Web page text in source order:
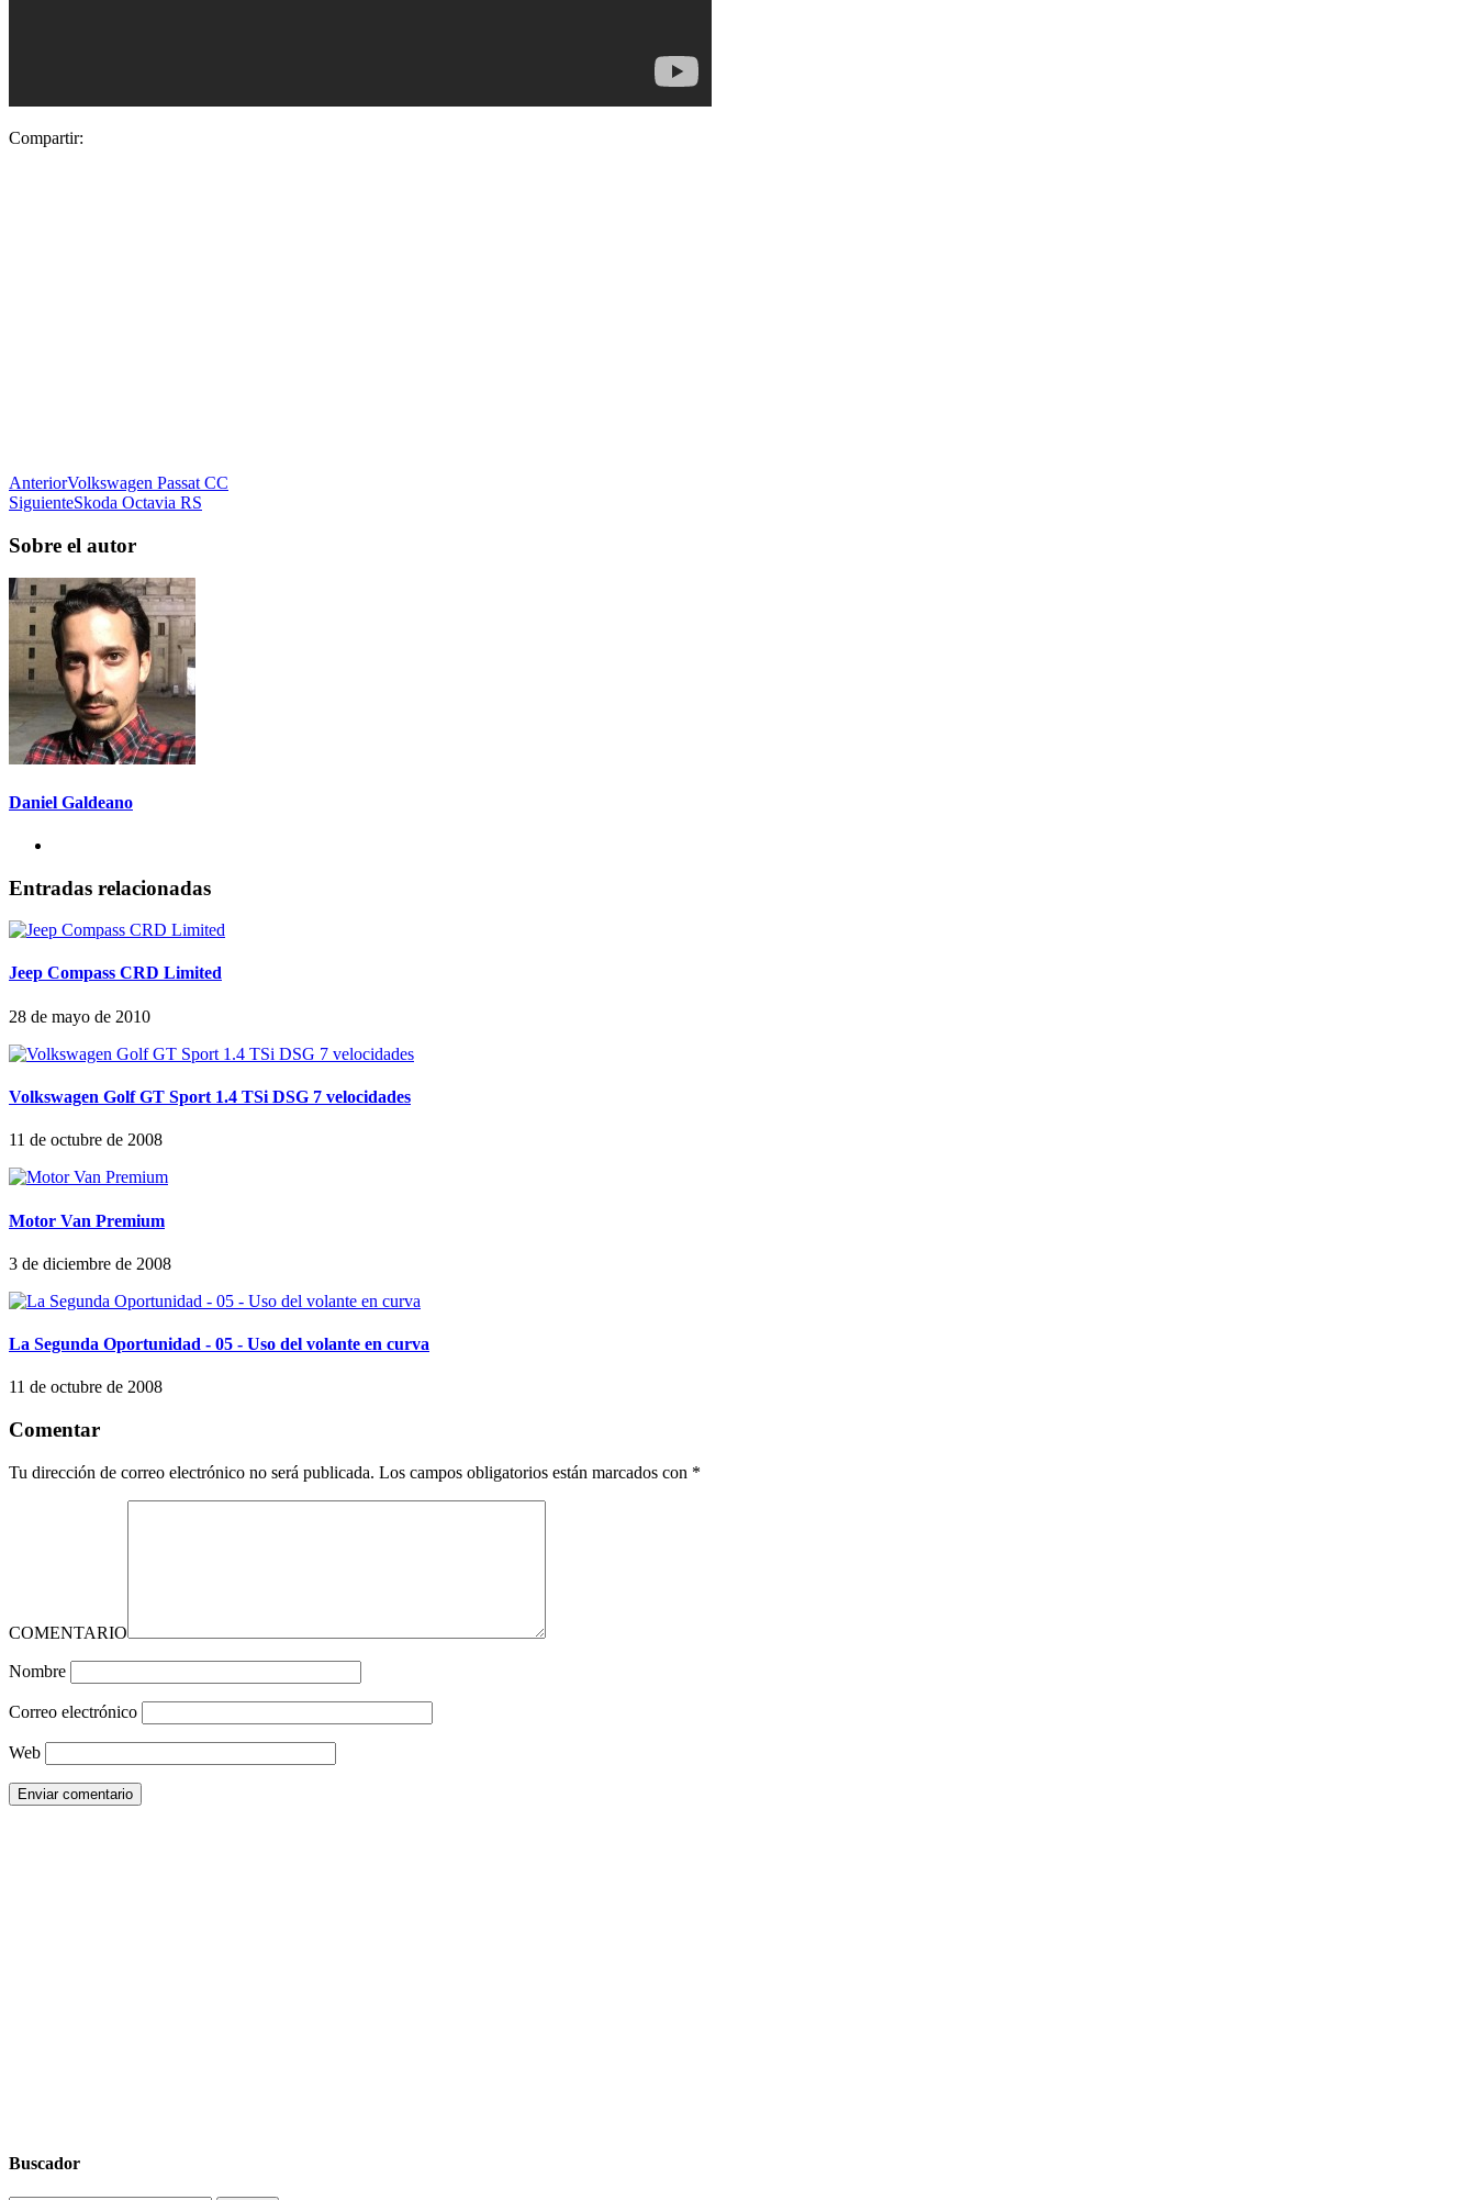
Compartir:
AnteriorVolkswagen Passat CC
SiguienteSkoda Octavia RS
Sobre el autor
Daniel Galdeano
Entradas relacionadas
Jeep Compass CRD Limited
28 de mayo de 2010
Volkswagen Golf GT Sport 1.4 TSi DSG 7 velocidades
11 de octubre de 2008
Motor Van Premium
3 de diciembre de 2008
La Segunda Oportunidad - 05 - Uso del volante en curva
11 de octubre de 2008
Comentar
Tu dirección de correo electrónico no será publicada. Los campos obligatorios están marcados con *
COMENTARIO
Nombre
Correo electrónico
Web
Buscador